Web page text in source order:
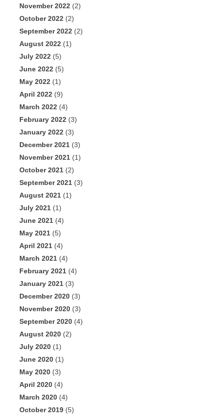
November 2022 (2)
October 2022 (2)
September 2022 (2)
August 2022 (1)
July 2022 (5)
June 2022 (5)
May 2022 (1)
April 2022 (9)
March 2022 (4)
February 2022 (3)
January 2022 (3)
December 2021 (3)
November 2021 (1)
October 2021 (2)
September 2021 (3)
August 2021 (1)
July 2021 (1)
June 2021 (4)
May 2021 (5)
April 2021 (4)
March 2021 (4)
February 2021 (4)
January 2021 (3)
December 2020 (3)
November 2020 (3)
September 2020 (4)
August 2020 (2)
July 2020 (1)
June 2020 (1)
May 2020 (3)
April 2020 (4)
March 2020 (4)
October 2019 (5)